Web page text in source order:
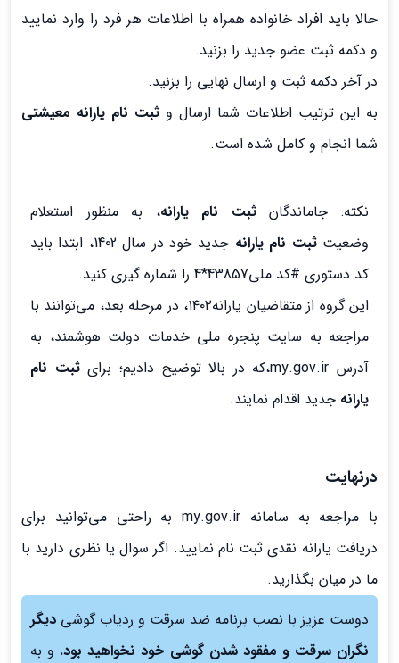
حالا باید افراد خانواده همراه با اطلاعات هر فرد را وارد نمایید
و دکمه ثبت عضو جدید را بزنید.
در آخر دکمه ثبت و ارسال نهایی را بزنید.
به این ترتیب اطلاعات شما ارسال و ثبت نام یارانه معیشتی
شما انجام و کامل شده است.
نکته: جاماندگانثبت نام یارانه، به منظور استعلام
وضعیتثبت نام یارانه
جدید خود در سال 1402، ابتدا باید
کد دستوری #کد ملی43857*4 را شماره گیری کنید.
این گروه از متقاضیان یارانه۱۴۰۲، در مرحله بعد، می‌توانند با
مراجعه به سایت پنجره ملی خدمات دولت هوشمند، به
آدرس my.gov.ir،که در بالا توضیح دادیم؛ برای
ثبت نام
یارانه جدید اقدام نمایند.
درنهایت
با مراجعه به سامانه my.gov.ir به راحتی می‌توانید برای
دریافت یارانه نقدی ثبت نام نمایید. اگر سوال یا نظری دارید با
ما در میان بگذارید.
دوست عزیز با نصب برنامه ضد سرقت و ردیاب گوشی دیگر
نگران سرقت و مفقود شدن گوشی خود نخواهید بود. و به